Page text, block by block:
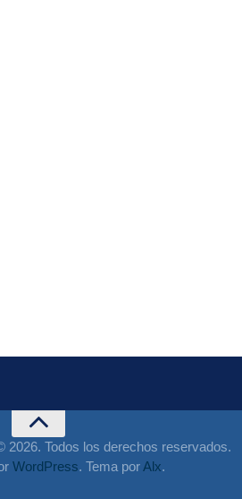
2026. Todos los derechos reservados.
WordPress. Tema porAlx.